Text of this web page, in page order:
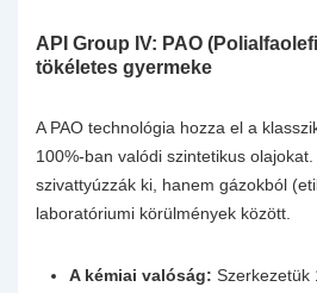
API Group IV: PAO
tökéletes gyermeke
A PAO technológia hozza el a
100%-ban valódi szintetikus
szivattyúzzák ki, hanem gázokból
laboratóriumi körülmények között.
A kémiai valóság: Szerkezetük